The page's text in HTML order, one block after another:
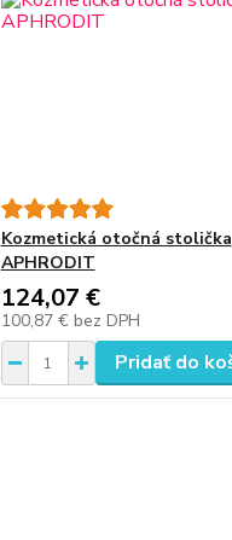
Kozmetická otočná stolička
APHRODIT
124,07 €
100,87 € bez DPH
Pridať do